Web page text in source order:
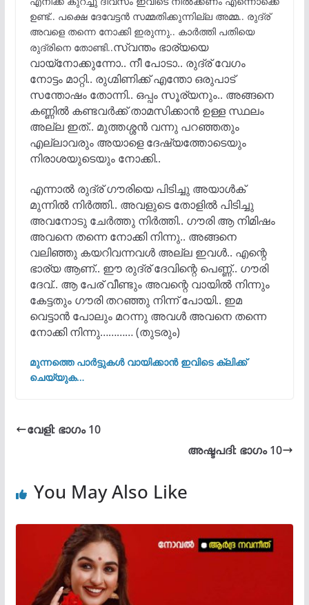
ഉണ്ട്.. പക്ഷെ ദേവേട്ടൻ സമ്മതിക്കുന്നില്ല അമ്മ.. രുദ്ര്
അവളെ തന്നെ നോക്കി ഇരുന്നു.. കാർത്തി പതിയെ
രുദ്രിനെ തോണ്ടി..സ്വന്തം ഭാര്യയെ
വായ്നോക്കുന്നോ.. നീ പോടാ.. രുദ്ര് വേഗം
നോട്ടം മാറ്റി.. രുഗ്മിണിക്ക് എന്തോ ഒരുപാട്
സന്തോഷം തോന്നി.. ഒപ്പം സൂര്യനും.. അങ്ങനെ
കണ്ണിൽ കണ്ടവർക്ക് താമസിക്കാൻ ഉള്ള സ്ഥലം
അല്ല ഇത്.. മുത്തശ്ശൻ വന്നു പറഞ്ഞതും
എല്ലാവരും അയാളെ ദേഷ്യത്തോടെയും
നിരാശയുടെയും നോക്കി..
എന്നാൽ രുദ്ര് ഗൗരിയെ പിടിച്ചു അയാൾക്
മുന്നിൽ നിർത്തി.. അവളുടെ തോളിൽ പിടിച്ചു
അവനോടു ചേർത്തു നിർത്തി.. ഗൗരി ആ നിമിഷം
അവനെ തന്നെ നോക്കി നിന്നു.. അങ്ങനെ
വലിഞ്ഞു കയറിവന്നവൾ അല്ല ഇവൾ.. എന്റെ
ഭാര്യ ആണ്.. ഈ രുദ്ര് ദേവിന്റെ പെണ്ണ്.. ഗൗരി
ദേവ്.. ആ പേര് വീണ്ടും അവന്റെ വായിൽ നിന്നും
കേട്ടതും ഗൗരി തറഞ്ഞു നിന്ന് പോയി.. ഇമ
വെട്ടാൻ പോലും മറന്നു അവൾ അവനെ തന്നെ
നോക്കി നിന്നു………… (തുടരും)
മുന്നത്തെ പാർട്ടുകൾ വായിക്കാൻ ഇവിടെ ക്ലിക്ക്
ചെയ്യുക…
വേളി: ഭാഗം 10
അഷ്ടപദി: ഭാഗം 10
You May Also Like